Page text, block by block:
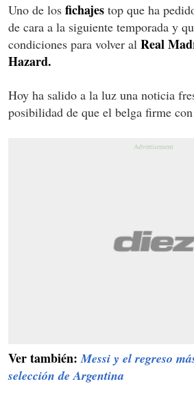
Uno de los fichajes top que ha
de cara a la siguiente temporada y
condiciones para volver al Real
Hazard.
Hoy ha salido a la luz una noticia
posibilidad de que el belga firme
Ver también:Messi y el regreso
selección de Argentina